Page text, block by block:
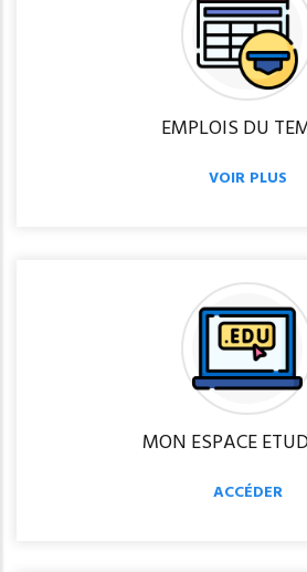
EMPLOIS DU
VOIR PLUS
MON ESPACE
ACCÉDER